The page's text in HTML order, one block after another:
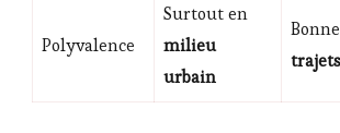
Polyvalence
Surtout en
milieu
urbain
trajets